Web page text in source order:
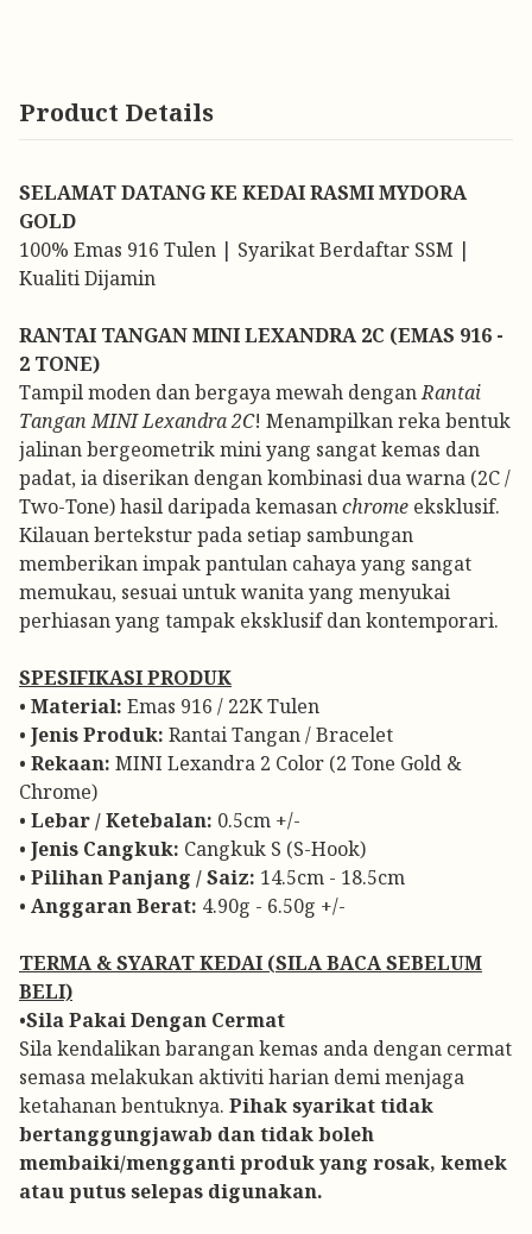
Product Details
SELAMAT DATANG KE KEDAI RASMI MYDORA
GOLD
100% Emas 916 Tulen | Syarikat Berdaftar SSM |
Kualiti Dijamin
RANTAI TANGAN MINI LEXANDRA 2C (EMAS 916 -
2 TONE)
Tampil moden dan bergaya mewah denganRantai
Tangan MINI Lexandra 2C! Menampilkan reka bentuk
jalinan bergeometrik mini yang sangat kemas dan
padat, ia diserikan dengan kombinasi dua warna (2C /
Two-Tone) hasil daripada kemasanchrome eksklusif.
Kilauan bertekstur pada setiap sambungan
memberikan impak pantulan cahaya yang sangat
memukau, sesuai untuk wanita yang menyukai
perhiasan yang tampak eksklusif dan kontemporari.
SPESIFIKASI PRODUK
• Material: Emas 916 / 22K Tulen
• Jenis Produk: Rantai Tangan / Bracelet
• Rekaan: MINI Lexandra 2 Color (2 Tone Gold &
Chrome)
• Lebar / Ketebalan: 0.5cm +/-
• Jenis Cangkuk: Cangkuk S (S-Hook)
• Pilihan Panjang / Saiz: 14.5cm - 18.5cm
• Anggaran Berat: 4.90g - 6.50g +/-
TERMA & SYARAT KEDAI (SILA BACA SEBELUM
BELI)
•Sila Pakai Dengan Cermat
Sila kendalikan barangan kemas anda dengan cermat
semasa melakukan aktiviti harian demi menjaga
ketahanan bentuknya. Pihak syarikat tidak
bertanggungjawab dan tidak boleh
membaiki/mengganti produk yang rosak, kemek
atau putus selepas digunakan.